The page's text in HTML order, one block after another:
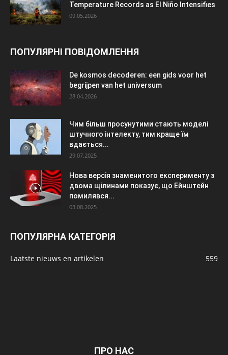
Temperature Records as El Niño Intensifies
09.05.2026
ПОПУЛЯРНІ ПОВІДОМЛЕННЯ
De kosmos decoderen: een gids voor het
begrijpen van het universum
28.04.2026
Чим більш просунутими стають моделі
штучного інтелекту, тим краще їм
вдається...
29.07.2025
Нова версія знаменитого експерименту з
двома щілинами показує, що Ейнштейн
помилявся...
03.08.2025
ПОПУЛЯРНА КАТЕГОРІЯ
Laatste nieuws en artikelen 559
ПРО НАС